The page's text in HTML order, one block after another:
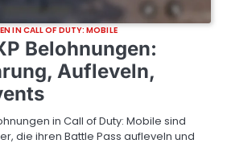
IN CALL OF DUTY: MOBILE
Belohnungen:
Aufleveln,
in Call of Duty: Mobile sind
die ihren Battle Pass aufleveln und